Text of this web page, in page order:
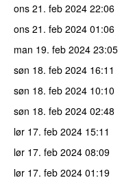
ons 21. feb 2024 22:06
ons 21. feb 2024 01:06
man 19. feb 2024 23:05
søn 18. feb 2024 16:11
søn 18. feb 2024 10:10
søn 18. feb 2024 02:48
lør 17. feb 2024 15:11
lør 17. feb 2024 08:09
lør 17. feb 2024 01:19